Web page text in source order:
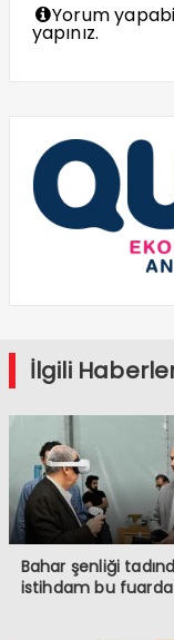
Yorum
yapınız.
İlgili
Bahar şenliği
istihdam bu fuarda